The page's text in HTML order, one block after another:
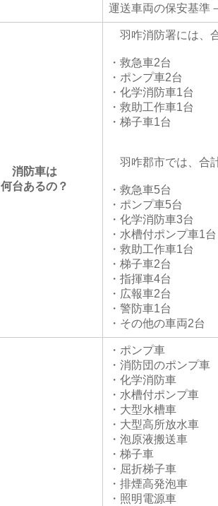
運送車両の保安基準
消防車は
何台あるの？
羽咋消防署には、
・救急車2台
・ポンプ車2台
・化学消防車1台
・救助工作車1台
・梯子車1台
羽咋郡市では、合
・救急車5台
・ポンプ車5台
・化学消防車3台
・水槽付ポンプ車1台
・救助工作車1台
・梯子車2台
・指揮車4台
・広報車2台
・警防車1台
・その他の車両2台
・ポンプ車
・消防団のポンプ車
・化学消防車
・水槽付ポンプ車
・大型水槽車
・大型高所放水車
・泡原液搬送車
・梯子車
・屈折梯子車
・排煙高発泡車
・照明電源車